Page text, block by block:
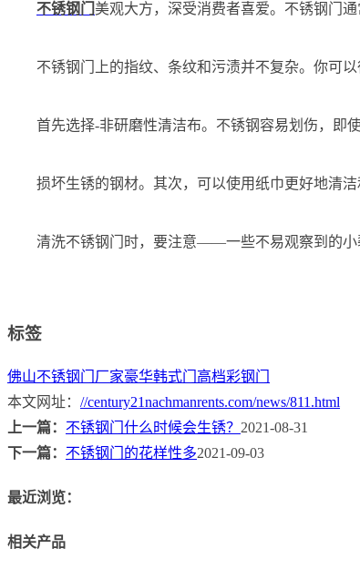
不锈钢门 美观大方，深受消费者喜爱。不锈钢门
不锈钢门上的指纹、条纹和污渍并不复杂。你可
首先选择-非研磨性清洁布。不锈钢容易划伤，即
损坏生锈的钢材。其次，可以使用纸巾更好地清
清洗不锈钢门时，要注意——一些不易观察到的小
标签
佛山不锈钢门厂家豪华韩式门 高档彩钢门
本文网址： //century21nachmanrents.com/news/811.html
上一篇： 不锈钢门什么时候会生锈？ 2021-08-31
下一篇： 不锈钢门的花样性多2021-09-03
最近浏览：
相关产品